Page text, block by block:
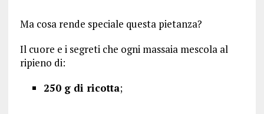
Ma cosa rende speciale questa pietanza?
Il cuore e i segreti che ogni massaia mescola al
ripieno di:
250 g di ricotta;